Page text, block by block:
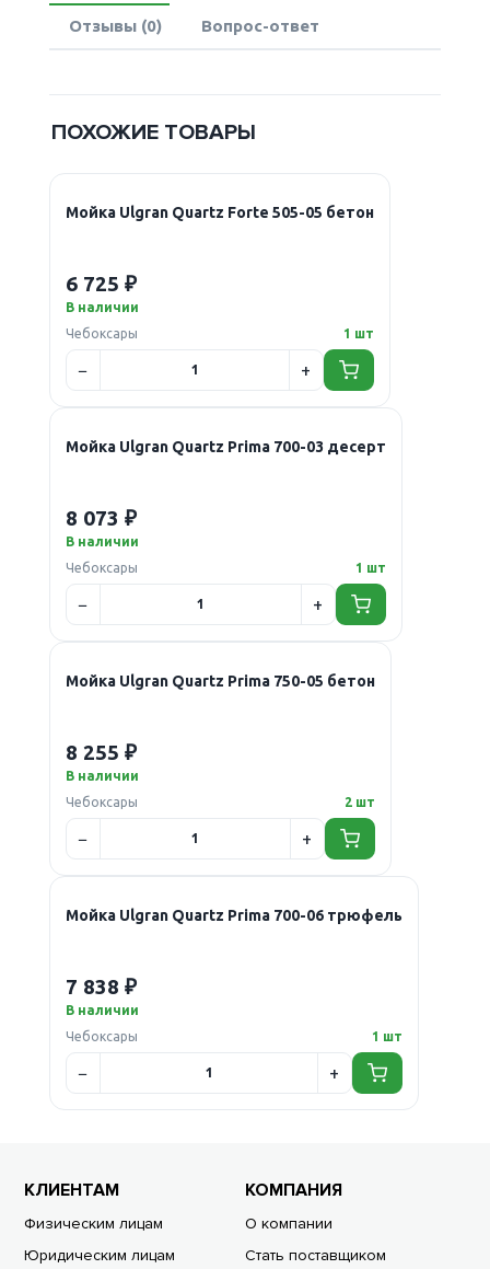
Отзывы (0) Вопрос-ответ
ПОХОЖИЕ ТОВАРЫ
Мойка Ulgran Quartz Forte 505-05 бетон
6 725 ₽
В наличии
Чебоксары
1 шт
Мойка Ulgran Quartz Prima 700-03 десерт
8 073 ₽
В наличии
Чебоксары
1 шт
Мойка Ulgran Quartz Prima 750-05 бетон
8 255 ₽
В наличии
Чебоксары
2 шт
Мойка Ulgran Quartz Prima 700-06 трюфель
7 838 ₽
В наличии
Чебоксары
1 шт
КЛИЕНТАМ
Физическим лицам
Юридическим лицам
КОМПАНИЯ
О компании
Стать поставщиком